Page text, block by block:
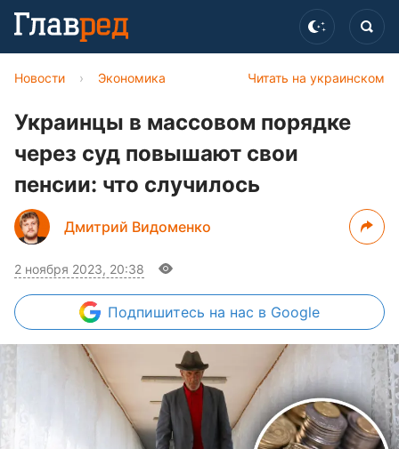
Читать на украинском
Новости › Экономика
Украинцы в массовом порядке
через суд повышают свои
пенсии: что случилось
Дмитрий Видоменко
2 ноября 2023, 20:38
Подпишитесь на нас в Google